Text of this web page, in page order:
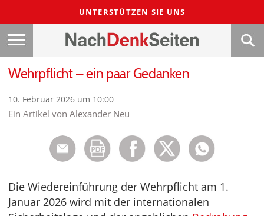
UNTERSTÜTZEN SIE UNS
Wehrpflicht – ein paar Gedanken
10. Februar 2026 um 10:00
Ein Artikel von Alexander Neu
Die Wiedereinführung der Wehrpflicht am 1.
Januar 2026 wird mit der internationalen